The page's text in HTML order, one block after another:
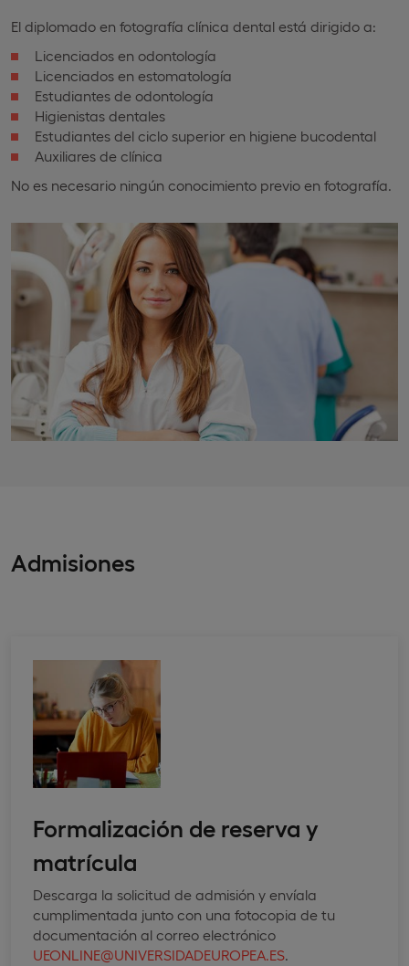
El diplomado en fotografía clínica dental está dirigido a:
Licenciados en odontología
Licenciados en estomatología
Estudiantes de odontología
Higienistas dentales
Estudiantes del ciclo superior en higiene bucodental
Auxiliares de clínica
No es necesario ningún conocimiento previo en fotografía.
Admisiones
Formalización de reserva y
matrícula
Descarga la solicitud de admisión y envíala
cumplimentada junto con una fotocopia de tu
documentación al correo electrónico
UEONLINE@UNIVERSIDADEUROPEA.ES.